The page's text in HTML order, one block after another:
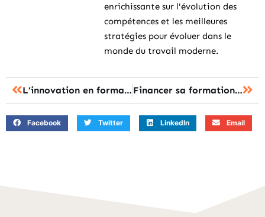
enrichissante sur l'évolution des
compétences et les meilleures
stratégies pour évoluer dans le
monde du travail moderne.
L’innovation en formation : le secret pour apprendre plus vite et mieux Financer sa formation : des solutions insoupçonnées pour réaliser vos rêves
Facebook Twitter LinkedIn Email